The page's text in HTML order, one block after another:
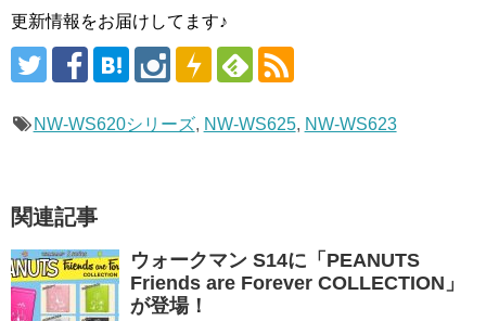
更新情報をお届けしてます♪
NW-WS620シリーズ, NW-WS625, NW-WS623
関連記事
ウォークマン S14に「PEANUTS
Friends are Forever COLLECTION」
が登場！